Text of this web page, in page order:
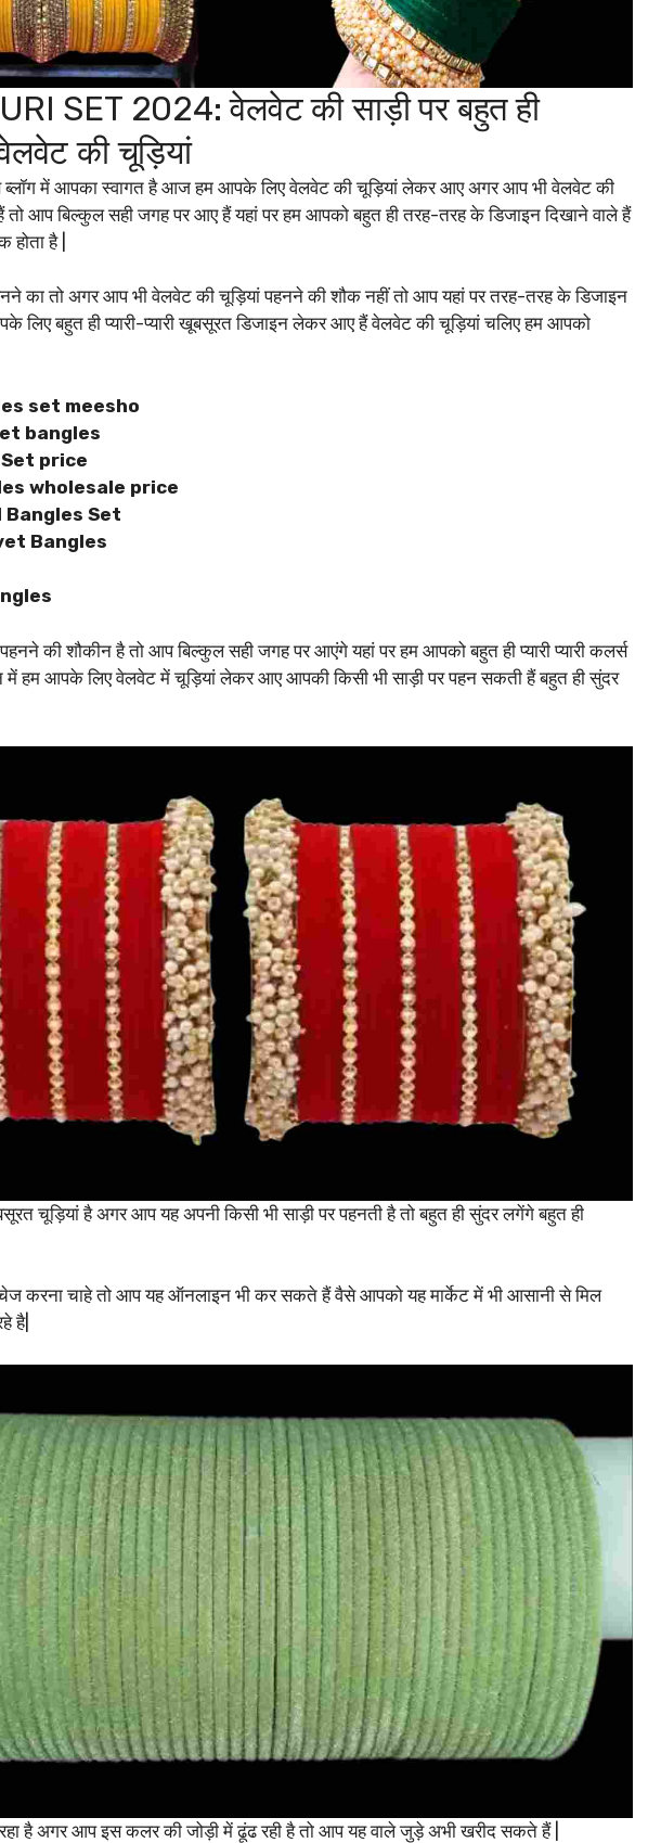
SET 2024: वेलवेट की साड़ी पर बहुत ही
की चूड़ियां
में आपका स्वागत है आज हम आपके लिए वेलवेट की चूड़ियां लेकर आए अगर आप भी वेलवेट की
तो आप बिल्कुल सही जगह पर आए हैं यहां पर हम आपको बहुत ही तरह-तरह के डिजाइन दिखाने वाले हैं
होता है |
का तो अगर आप भी वेलवेट की चूड़ियां पहनने की शौक नहीं तो आप यहां पर तरह-तरह के डिजाइन
लिए बहुत ही प्यारी-प्यारी खूबसूरत डिजाइन लेकर आए हैं वेलवेट की चूड़ियां चलिए हम आपको
set meesho
bangles
price
wholesale price
Set
Bangles
की शौकीन है तो आप बिल्कुल सही जगह पर आएंगे यहां पर हम आपको बहुत ही प्यारी प्यारी कलर्स
हम आपके लिए वेलवेट में चूड़ियां लेकर आए आपकी किसी भी साड़ी पर पहन सकती हैं बहुत ही सुंदर
चूड़ियां है अगर आप यह अपनी किसी भी साड़ी पर पहनती है तो बहुत ही सुंदर लगेंगे बहुत ही
करना चाहे तो आप यह ऑनलाइन भी कर सकते हैं वैसे आपको यह मार्केट में भी आसानी से मिल
है|
है अगर आप इस कलर की जोड़ी में ढूंढ रही है तो आप यह वाले जुड़े अभी खरीद सकते हैं |